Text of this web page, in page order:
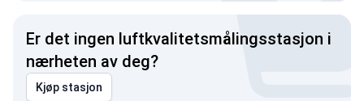
Er det ingen luftkvalitetsmålingsstasjon i
nærheten av deg?
Kjøp stasjon